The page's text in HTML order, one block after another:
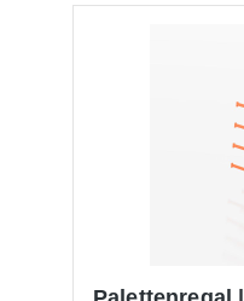
entsprechenden
Anbauregale,
ergänzende
Palettenregal
Palettenregals
des Palettenregals
drin enthalten:-
Abmessungen 1200 x